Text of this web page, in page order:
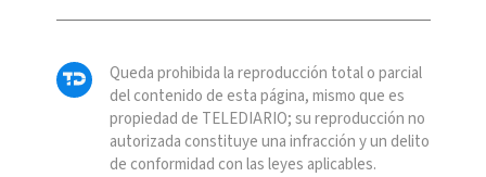
Queda prohibida la reproducción total o parcial
del contenido de esta página, mismo que es
propiedad de TELEDIARIO; su reproducción no
autorizada constituye una infracción y un delito
de conformidad con las leyes aplicables.